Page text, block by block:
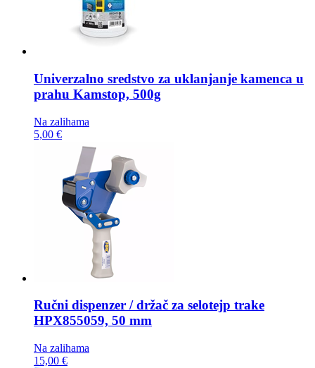
Univerzalno sredstvo za uklanjanje kamenca u
prahu Kamstop, 500g
Na zalihama
5,00 €
Ručni dispenzer / držač za selotejp trake
HPX855059, 50 mm
Na zalihama
15,00 €